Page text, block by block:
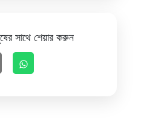
সাথে শেয়ার করুন